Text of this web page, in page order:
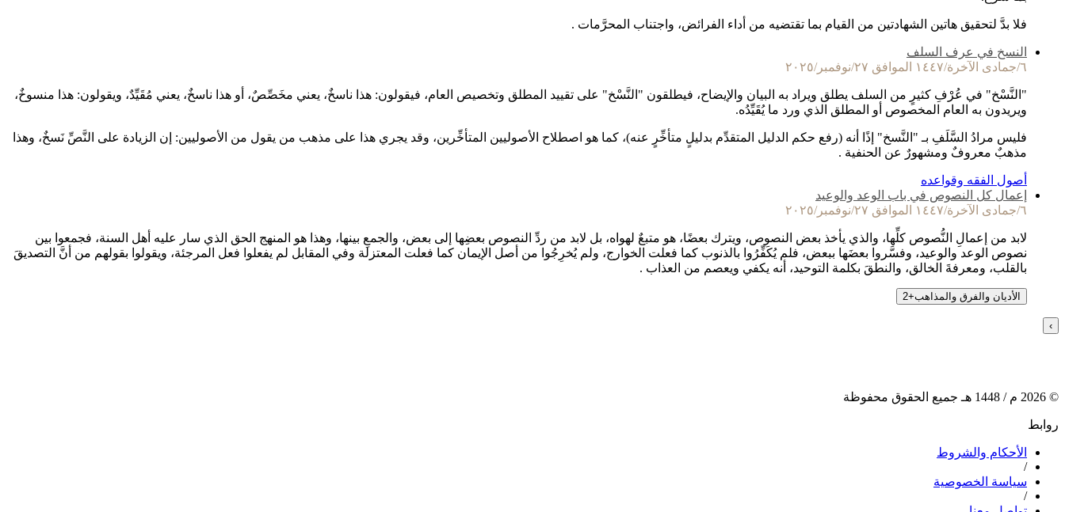
فلا بدَّ لتحقيق هاتين الشهادتين من القيام بما تقتضيه من أداء الفرائض، واجتناب المحرَّمات .
النسخ في عرف السلف
٦/جمادى الآخرة/١٤٤٧ الموافق ٢٧/نوفمبر/٢٠٢٥
"النَّسْخ" في عُرْفِ كثيرٍ من السلف يطلق ويراد به البيان والإيضاح، فيطلقون "النَّسْخ" على تقييد المطلق وتخصيص العام، فيقولون: هذا ناسخٌ، يعني مخَصِّصٌ، أو هذا ناسخٌ، يعني مُقَيِّدٌ، ويقولون: هذا منسوخٌ،
ويريدون به العام المخصوص أو المطلق الذي ورد ما يُقَيِّدُه.
فليس مرادُ السَّلَفِ بـ "النَّسخ" إذًا أنه (رفع حكم الدليل المتقدِّم بدليلٍ متأخِّرٍ عنه)، كما هو اصطلاح الأصوليين المتأخِّرين، وقد يجري هذا على مذهب من يقول من الأصوليين: إن الزيادة على النَّصِّ نَسخٌ، وهذا
مذهبٌ معروفٌ ومشهورٌ عن الحنفية .
أصول الفقه وقواعده
إعمال كل النصوص في باب الوعد والوعيد
٦/جمادى الآخرة/١٤٤٧ الموافق ٢٧/نوفمبر/٢٠٢٥
لابد من إعمالِ النُّصوص كلِّها، والذي يأخذ بعض النصوص، ويترك بعضًا، هو متبعٌ لهواه، بل لابد من ردِّ النصوص بعضِها إلى بعض، والجمعِ بينها، وهذا هو المنهج الحق الذي سار عليه أهل السنة، فجمعوا بين
نصوص الوعد والوعيد، وفسَّروا بعضَها ببعض، فلم يُكَفِّرُوا بالذنوب كما فعلت الخوارج، ولم يُخرِجُوا من أصل الإيمان كما فعلت المعتزلة وفي المقابل لم يفعلوا فعل المرجئة، ويقولوا بقولهم من أنَّ التصديقَ
بالقلب، ومعرفةَ الخالق، والنطقَ بكلمة التوحيد، أنه يكفي ويعصم من العذاب .
الأديان والفرق والمذاهب+
2
›
©
2026 م / 1448 هـ جميع الحقوق محفوظة
روابط
الأحكام والشروط
/
سياسة الخصوصية
/